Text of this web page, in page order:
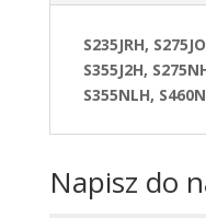
S235JRH,
S355J2H,
S355NLH,
Napisz do